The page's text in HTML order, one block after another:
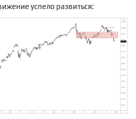
успело развиться: